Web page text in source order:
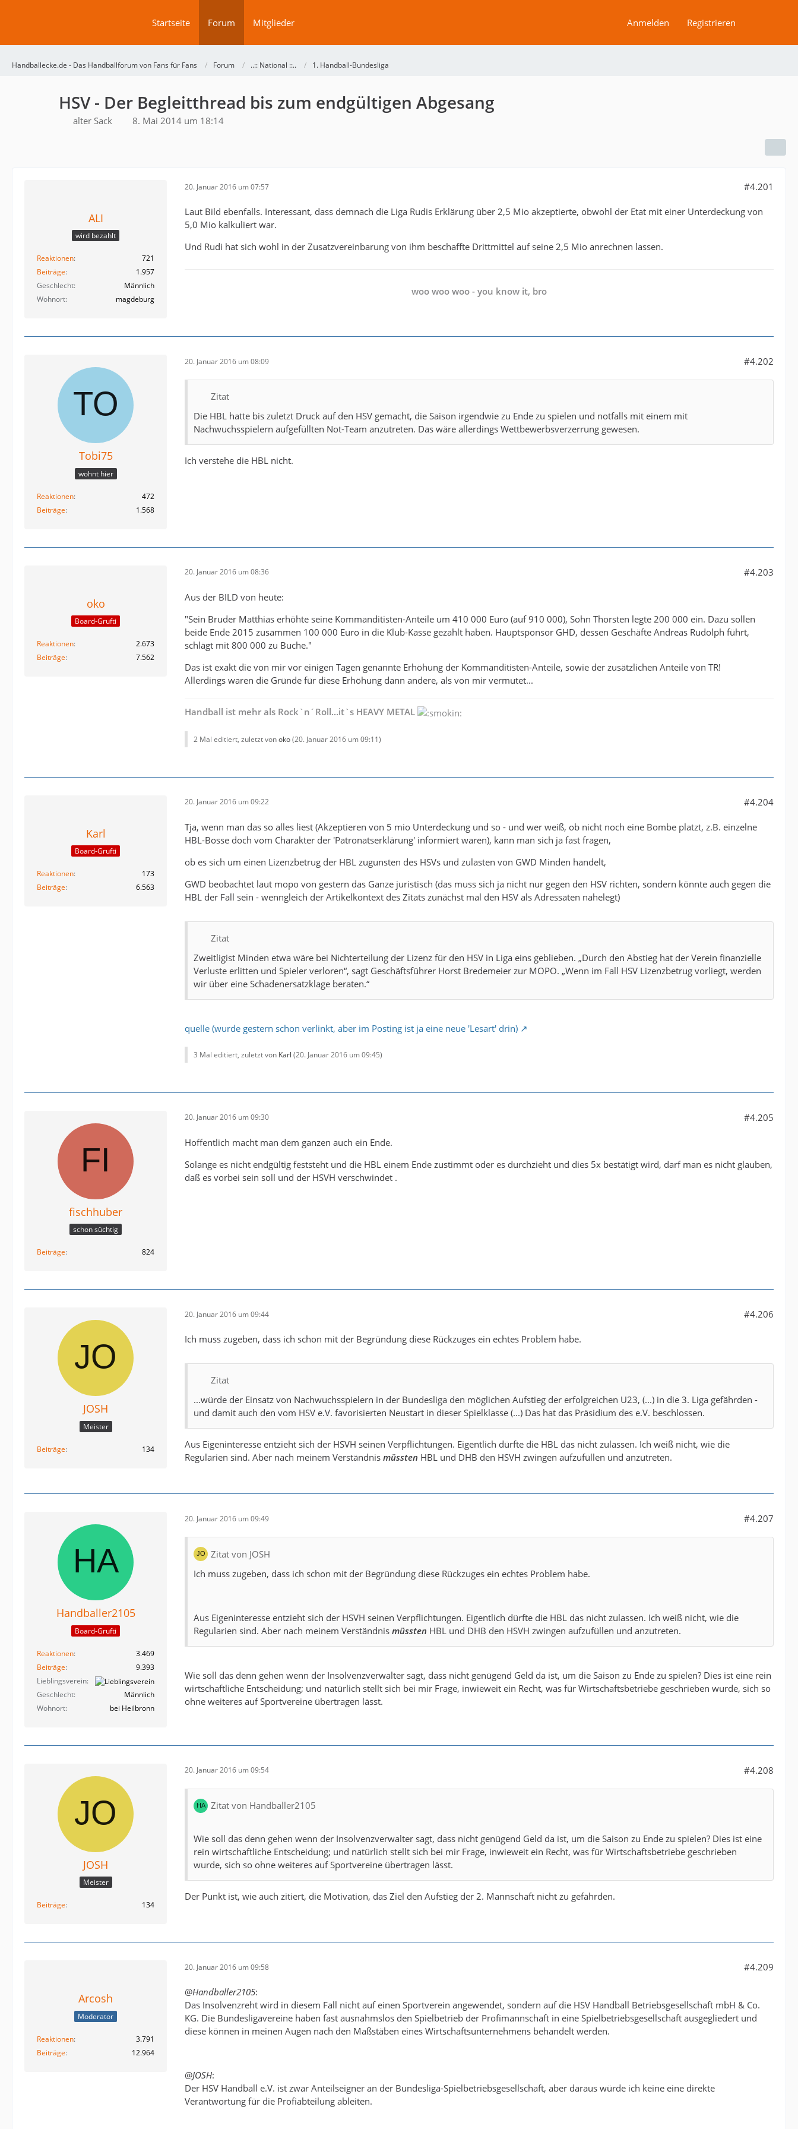
Startseite Forum Mitglieder Anmelden Registrieren
Handballecke.de - Das Handballforum von Fans für Fans Forum ..:: National ::.. 1. Handball-Bundesliga
HSV - Der Begleitthread bis zum endgültigen Abgesang
alter Sack 8. Mai 2014 um 18:14
ALI
wird bezahlt
Reaktionen
721
Beiträge
1.957
Geschlecht
Männlich
Wohnort
magdeburg
20. Januar 2016 um 07:57 #4.201
Laut Bild ebenfalls. Interessant, dass demnach die Liga Rudis Erklärung über 2,5 Mio akzeptierte, obwohl der Etat mit einer Unterdeckung von
5,0 Mio kalkuliert war.
Und Rudi hat sich wohl in der Zusatzvereinbarung von ihm beschaffte Drittmittel auf seine 2,5 Mio anrechnen lassen.
woo woo woo - you know it, bro
Tobi75
wohnt hier
Reaktionen
472
Beiträge
1.568
20. Januar 2016 um 08:09 #4.202
Zitat
Die HBL hatte bis zuletzt Druck auf den HSV gemacht, die Saison irgendwie zu Ende zu spielen und notfalls mit einem mit
Nachwuchsspielern aufgefüllten Not-Team anzutreten. Das wäre allerdings Wettbewerbsverzerrung gewesen.
Ich verstehe die HBL nicht.
oko
Board-Grufti
Reaktionen
2.673
Beiträge
7.562
20. Januar 2016 um 08:36 #4.203
Aus der BILD von heute:
"Sein Bruder Matthias erhöhte seine Kommanditisten-Anteile um 410 000 Euro (auf 910 000), Sohn Thorsten legte 200 000 ein. Dazu sollen
beide Ende 2015 zusammen 100 000 Euro in die Klub-Kasse gezahlt haben. Hauptsponsor GHD, dessen Geschäfte Andreas Rudolph führt,
schlägt mit 800 000 zu Buche."
Das ist exakt die von mir vor einigen Tagen genannte Erhöhung der Kommanditisten-Anteile, sowie der zusätzlichen Anteile von TR!
Allerdings waren die Gründe für diese Erhöhung dann andere, als von mir vermutet...
Handball ist mehr als Rock`n´Roll...it`s HEAVY METAL
2 Mal editiert, zuletzt vonoko(20. Januar 2016 um 09:11)
Karl
Board-Grufti
Reaktionen
173
Beiträge
6.563
20. Januar 2016 um 09:22 #4.204
Tja, wenn man das so alles liest (Akzeptieren von 5 mio Unterdeckung und so - und wer weiß, ob nicht noch eine Bombe platzt, z.B. einzelne
HBL-Bosse doch vom Charakter der 'Patronatserklärung' informiert waren), kann man sich ja fast fragen,
ob es sich um einen Lizenzbetrug der HBL zugunsten des HSVs und zulasten von GWD Minden handelt,
GWD beobachtet laut mopo von gestern das Ganze juristisch (das muss sich ja nicht nur gegen den HSV richten, sondern könnte auch gegen die
HBL der Fall sein - wenngleich der Artikelkontext des Zitats zunächst mal den HSV als Adressaten nahelegt)
Zitat
Zweitligist Minden etwa wäre bei Nichterteilung der Lizenz für den HSV in Liga eins geblieben. „Durch den Abstieg hat der Verein finanzielle
Verluste erlitten und Spieler verloren“, sagt Geschäftsführer Horst Bredemeier zur MOPO. „Wenn im Fall HSV Lizenzbetrug vorliegt, werden
wir über eine Schadenersatzklage beraten.“
quelle (wurde gestern schon verlinkt, aber im Posting ist ja eine neue 'Lesart' drin)
3 Mal editiert, zuletzt von Karl (20. Januar 2016 um 09:45)
fischhuber
schon süchtig
Beiträge 824
20. Januar 2016 um 09:30 #4.205
Hoffentlich macht man dem ganzen auch ein Ende.
Solange es nicht endgültig feststeht und die HBL einem Ende zustimmt oder es durchzieht und dies 5x bestätigt wird, darf man es nicht glauben,
daß es vorbei sein soll und der HSVH verschwindet .
JOSH
Meister
Beiträge 134
20. Januar 2016 um 09:44 #4.206
Ich muss zugeben, dass ich schon mit der Begründung diese Rückzuges ein echtes Problem habe.
Zitat
...würde der Einsatz von Nachwuchsspielern in der Bundesliga den möglichen Aufstieg der erfolgreichen U23, (...) in die 3. Liga gefährden -
und damit auch den vom HSV e.V. favorisierten Neustart in dieser Spielklasse (...) Das hat das Präsidium des e.V. beschlossen.
Aus Eigeninteresse entzieht sich der HSVH seinen Verpflichtungen. Eigentlich dürfte die HBL das nicht zulassen. Ich weiß nicht, wie die
Regularien sind. Aber nach meinem Verständnis müssten HBL und DHB den HSVH zwingen aufzufüllen und anzutreten.
Handballer2105
Board-Grufti
Reaktionen
3.469
Beiträge
9.393
Lieblingsverein
Geschlecht
Männlich
Wohnort
bei Heilbronn
20. Januar 2016 um 09:49 #4.207
Zitat von JOSH
Ich muss zugeben, dass ich schon mit der Begründung diese Rückzuges ein echtes Problem habe.
Aus Eigeninteresse entzieht sich der HSVH seinen Verpflichtungen. Eigentlich dürfte die HBL das nicht zulassen. Ich weiß nicht, wie die
Regularien sind. Aber nach meinem Verständnis müssten HBL und DHB den HSVH zwingen aufzufüllen und anzutreten.
Wie soll das denn gehen wenn der Insolvenzverwalter sagt, dass nicht genügend Geld da ist, um die Saison zu Ende zu spielen? Dies ist eine rein
wirtschaftliche Entscheidung; und natürlich stellt sich bei mir Frage, inwieweit ein Recht, was für Wirtschaftsbetriebe geschrieben wurde, sich so
ohne weiteres auf Sportvereine übertragen lässt.
JOSH
Meister
Beiträge 134
20. Januar 2016 um 09:54 #4.208
Zitat von Handballer2105
Wie soll das denn gehen wenn der Insolvenzverwalter sagt, dass nicht genügend Geld da ist, um die Saison zu Ende zu spielen? Dies ist eine
rein wirtschaftliche Entscheidung; und natürlich stellt sich bei mir Frage, inwieweit ein Recht, was für Wirtschaftsbetriebe geschrieben
wurde, sich so ohne weiteres auf Sportvereine übertragen lässt.
Der Punkt ist, wie auch zitiert, die Motivation, das Ziel den Aufstieg der 2. Mannschaft nicht zu gefährden.
Arcosh
Moderator
Reaktionen
3.791
Beiträge
12.964
20. Januar 2016 um 09:58 #4.209
@Handballer2105:
Das Insolvenzreht wird in diesem Fall nicht auf einen Sportverein angewendet, sondern auf die HSV Handball Betriebsgesellschaft mbH & Co.
KG. Die Bundesligavereine haben fast ausnahmslos den Spielbetrieb der Profimannschaft in eine Spielbetriebsgesellschaft ausgegliedert und
diese können in meinen Augen nach den Maßstäben eines Wirtschaftsunternehmens behandelt werden.
@JOSH:
Der HSV Handball e.V. ist zwar Anteilseigner an der Bundesliga-Spielbetriebsgesellschaft, aber daraus würde ich keine eine direkte
Verantwortung für die Profiabteilung ableiten.